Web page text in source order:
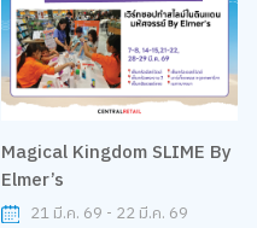
Magical Kingdom SLIME By
Elmer’s
21 มี.ค. 69 - 22 มี.ค. 69